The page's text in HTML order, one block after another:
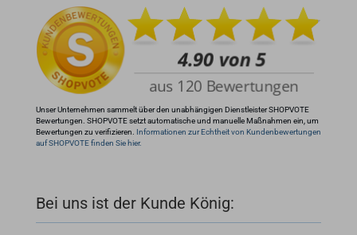
info@rocketronics.de
Unser Unternehmen sammelt über den unabhängigen Dienstleister SHOPVOTE
Bewertungen. SHOPVOTE setzt automatische und manuelle Maßnahmen ein, um
Bewertungen zu verifizieren. Informationen zur Echtheit von Kundenbewertungen
auf SHOPVOTE finden Sie hier.
Bei uns ist der Kunde König: